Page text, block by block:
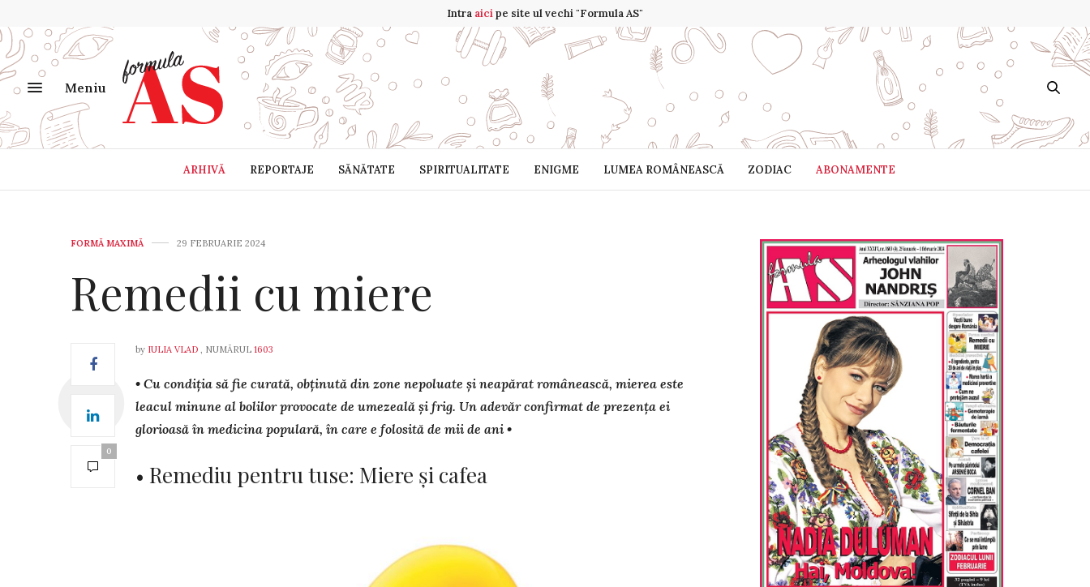
Intra aicipe site ul vechi "Formula AS"
Meniu
ARHIVĂ REPORTAJE SĂNĂTATE SPIRITUALITATE ENIGME LUMEA ROMÂNEASCĂ ZODIAC ABONAMENTE
FORMĂ MAXIMĂ 29 FEBRUARIE 2024
Remedii cu miere
0
by IULIA VLAD , NUMĂRUL 1603
• Cu condiția să fie curată, obținută din zone nepoluate și neapă­rat românească, mierea este
leacul minune al bo­lilor provocate de umezeală și frig. Un adevăr confir­mat de prezența ei
glorioasă în medicina populară, în care e folosită de mii de ani •
• Remediu pentru tuse: Miere și cafea